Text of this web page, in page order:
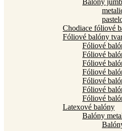
Balóny
Chodiace fóliové
Fóliové balóny
Fóliové
Fóliové
Fóliové
Fóliové
Fóliové
Fóliové
Fóliové
Latexové balóny
Balóny